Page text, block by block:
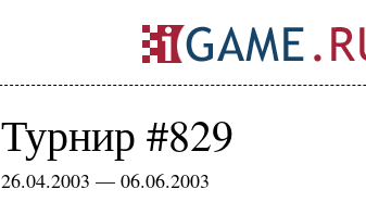
Турнир #829
26.04.2003 — 06.06.2003